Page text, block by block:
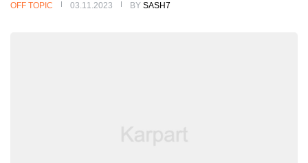
OFF TOPIC 03.11.2023 BY SASH7